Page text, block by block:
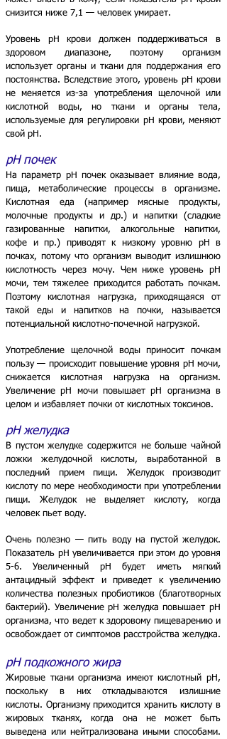
снизится ниже 7,1 — человек умирает.
Уровень pH крови должен поддерживаться в
здоровом диапазоне, поэтому организм
использует органы и ткани для поддержания его
постоянства. Вследствие этого, уровень pH крови
не меняется из-за употребления щелочной или
кислотной воды, но ткани и органы тела,
используемые для регулировки pH крови, меняют
свой pH.
pH почек
На параметр pH почек оказывает влияние вода,
пища, метаболические процессы в организме.
Кислотная еда (например мясные продукты,
молочные продукты и др.) и напитки (сладкие
газированные напитки, алкогольные напитки,
кофе и пр.) приводят к низкому уровню pH в
почках, потому что организм выводит излишнюю
кислотность через мочу. Чем ниже уровень pH
мочи, тем тяжелее приходится работать почкам.
Поэтому кислотная нагрузка, приходящаяся от
такой еды и напитков на почки, называется
потенциальной кислотно-почечной нагрузкой.
Употребление щелочной воды приносит почкам
пользу — происходит повышение уровня pH мочи,
снижается кислотная нагрузка на организм.
Увеличение pH мочи повышает pH организма в
целом и избавляет почки от кислотных токсинов.
pH желудка
В пустом желудке содержится не больше чайной
ложки желудочной кислоты, выработанной в
последний прием пищи. Желудок производит
кислоту по мере необходимости при употреблении
пищи. Желудок не выделяет кислоту, когда
человек пьет воду.
Очень полезно — пить воду на пустой желудок.
Показатель pH увеличивается при этом до уровня
5-6. Увеличенный pH будет иметь мягкий
антацидный эффект и приведет к увеличению
количества полезных пробиотиков (благотворных
бактерий). Увеличение pH желудка повышает pH
организма, что ведет к здоровому пищеварению и
освобождает от симптомов расстройства желудка.
pH подкожного жира
Жировые ткани организма имеют кислотный pH,
поскольку в них откладываются излишние
кислоты. Организму приходится хранить кислоту в
жировых тканях, когда она не может быть
выведена или нейтрализована иными способами.